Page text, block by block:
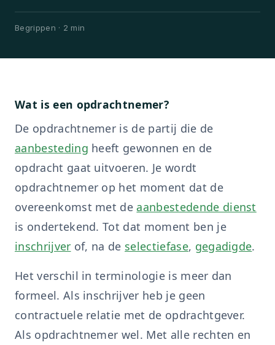
Begrippen · 2 min
Wat is een opdrachtnemer?
De opdrachtnemer is de partij die de
aanbesteding heeft gewonnen en de
opdracht gaat uitvoeren. Je wordt
opdrachtnemer op het moment dat de
overeenkomst met de aanbestedende dienst
is ondertekend. Tot dat moment ben je
inschrijver of, na de selectiefase, gegadigde.
Het verschil in terminologie is meer dan
formeel. Als inschrijver heb je geen
contractuele relatie met de opdrachtgever.
Als opdrachtnemer wel. Met alle rechten en